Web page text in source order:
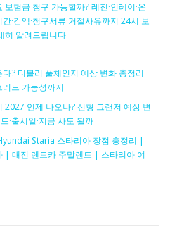
험금 청구 가능할까? 레진·인레이·온
·감액·청구서류·거절사유까지 24시 보
히 알려드립니다
? 티볼리 풀체인지 예상 변화 총정리
리드 가능성까지
2027 언제 나오나? 신형 그랜저 예상 변
·출시일·지금 사도 될까
Staria 스타리아 장점 총정리 |
| 대전 렌트카 주말렌트 | 스타리아 여